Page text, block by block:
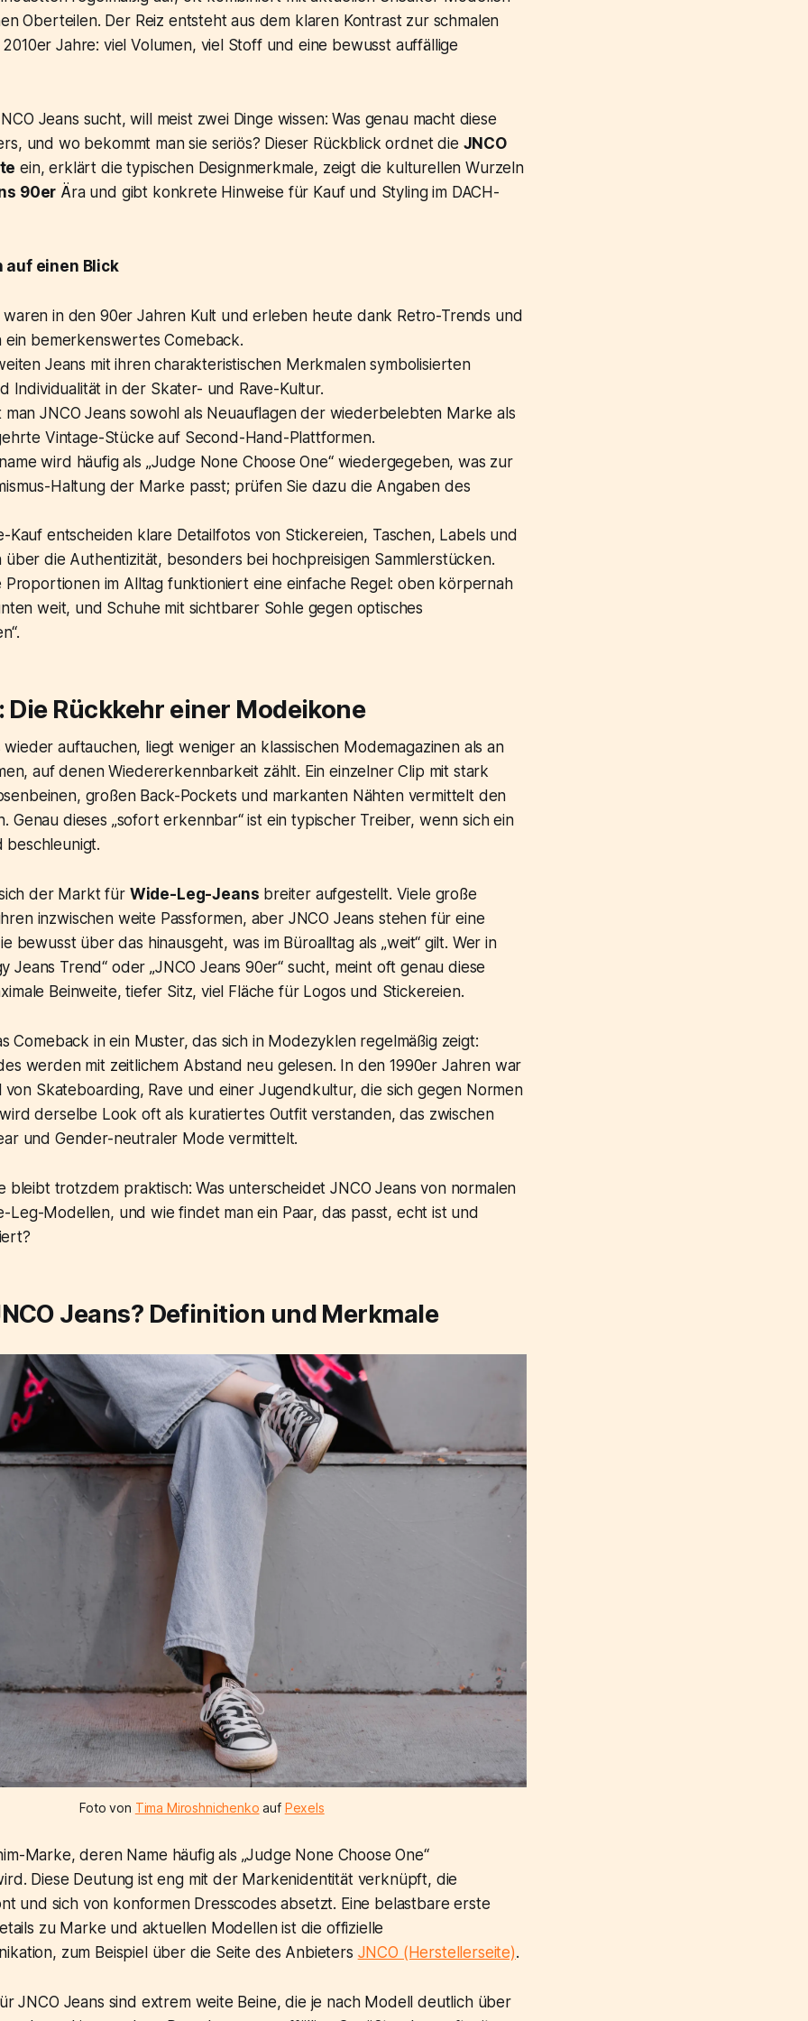
Oberteilen. Der Reiz entsteht aus dem klaren Kontrast zur schmalen
Jahre: viel Volumen, viel Stoff und eine bewusst auffällige
Jeans sucht, will meist zwei Dinge wissen: Was genau macht diese
und wo bekommt man sie seriös? Dieser Rückblick ordnet die JNCO
ein, erklärt die typischen Designmerkmale, zeigt die kulturellen Wurzeln
90er Ära und gibt konkrete Hinweise für Kauf und Styling im DACH-
auf einen Blick
waren in den 90er Jahren Kult und erleben heute dank Retro-Trends und
ein bemerkenswertes Comeback.
Jeans mit ihren charakteristischen Merkmalen symbolisierten
Individualität in der Skater- und Rave-Kultur.
JNCO Jeans sowohl als Neuauflagen der wiederbelebten Marke als
Vintage-Stücke auf Second-Hand-Plattformen.
wird häufig als „Judge None Choose One“ wiedergegeben, was zur
Haltung der Marke passt; prüfen Sie dazu die Angaben des
Kauf entscheiden klare Detailfotos von Stickereien, Taschen, Labels und
über die Authentizität, besonders bei hochpreisigen Sammlerstücken.
Proportionen im Alltag funktioniert eine einfache Regel: oben körpernah
weit, und Schuhe mit sichtbarer Sohle gegen optisches
Rückkehr einer Modeikone
wieder auftauchen, liegt weniger an klassischen Modemagazinen als an
auf denen Wiedererkennbarkeit zählt. Ein einzelner Clip mit stark
großen Back-Pockets und markanten Nähten vermittelt den
Genau dieses „sofort erkennbar“ ist ein typischer Treiber, wenn sich ein
der Markt für Wide-Leg-Jeans breiter aufgestellt. Viele große
inzwischen weite Passformen, aber JNCO Jeans stehen für eine
bewusst über das hinausgeht, was im Büroalltag als „weit“ gilt. Wer in
Jeans Trend“ oder „JNCO Jeans 90er“ sucht, meint oft genau diese
Beinweite, tiefer Sitz, viel Fläche für Logos und Stickereien.
Comeback in ein Muster, das sich in Modezyklen regelmäßig zeigt:
werden mit zeitlichem Abstand neu gelesen. In den 1990er Jahren war
von Skateboarding, Rave und einer Jugendkultur, die sich gegen Normen
derselbe Look oft als kuratiertes Outfit verstanden, das zwischen
und Gender-neutraler Mode vermittelt.
bleibt trotzdem praktisch: Was unterscheidet JNCO Jeans von normalen
Leg-Modellen, und wie findet man ein Paar, das passt, echt ist und
Jeans? Definition und Merkmale
Foto von Tima Miroshnichenko auf Pexels
Marke, deren Name häufig als „Judge None Choose One“
Diese Deutung ist eng mit der Markenidentität verknüpft, die
und sich von konformen Dresscodes absetzt. Eine belastbare erste
zu Marke und aktuellen Modellen ist die offizielle
zum Beispiel über die Seite des Anbieters JNCO (Herstellerseite).
JNCO Jeans sind extrem weite Beine, die je nach Modell deutlich über